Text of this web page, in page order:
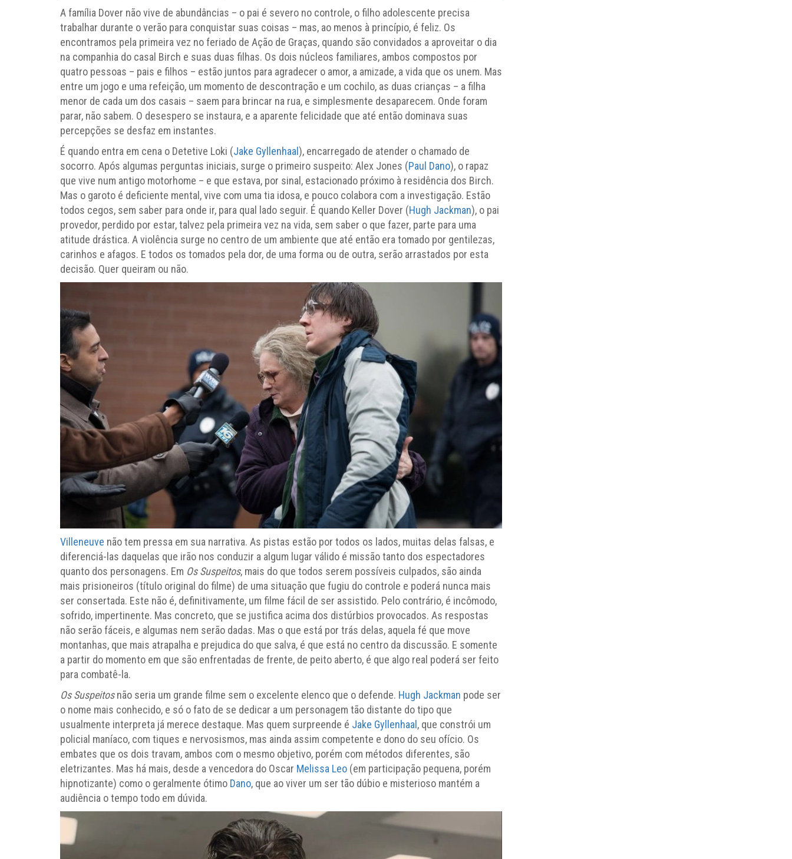
A família Dover não vive de abundâncias – o pai é severo no controle, o filho adolescente precisa
trabalhar durante o verão para conquistar suas coisas – mas, ao menos à princípio, é feliz. Os
encontramos pela primeira vez no feriado de Ação de Graças, quando são convidados a aproveitar o dia
na companhia do casal Birch e suas duas filhas. Os dois núcleos familiares, ambos compostos por
quatro pessoas – pais e filhos – estão juntos para agradecer o amor, a amizade, a vida que os unem. Mas
entre um jogo e uma refeição, um momento de descontração e um cochilo, as duas crianças – a filha
menor de cada um dos casais – saem para brincar na rua, e simplesmente desaparecem. Onde foram
parar, não sabem. O desespero se instaura, e a aparente felicidade que até então dominava suas
percepções se desfaz em instantes.
É quando entra em cena o Detetive Loki (Jake Gyllenhaal), encarregado de atender o chamado de
socorro. Após algumas perguntas iniciais, surge o primeiro suspeito: Alex Jones (Paul Dano), o rapaz
que vive num antigo motorhome – e que estava, por sinal, estacionado próximo à residência dos Birch.
Mas o garoto é deficiente mental, vive com uma tia idosa, e pouco colabora com a investigação. Estão
todos cegos, sem saber para onde ir, para qual lado seguir. É quando Keller Dover (Hugh Jackman), o pai
provedor, perdido por estar, talvez pela primeira vez na vida, sem saber o que fazer, parte para uma
atitude drástica. A violência surge no centro de um ambiente que até então era tomado por gentilezas,
carinhos e afagos. E todos os tomados pela dor, de uma forma ou de outra, serão arrastados por esta
decisão. Quer queiram ou não.
Villeneuve não tem pressa em sua narrativa. As pistas estão por todos os lados, muitas delas falsas, e
diferenciá-las daquelas que irão nos conduzir a algum lugar válido é missão tanto dos espectadores
quanto dos personagens. Em Os Suspeitos, mais do que todos serem possíveis culpados, são ainda
mais prisioneiros (título original do filme) de uma situação que fugiu do controle e poderá nunca mais
ser consertada. Este não é, definitivamente, um filme fácil de ser assistido. Pelo contrário, é incômodo,
sofrido, impertinente. Mas concreto, que se justifica acima dos distúrbios provocados. As respostas
não serão fáceis, e algumas nem serão dadas. Mas o que está por trás delas, aquela fé que move
montanhas, que mais atrapalha e prejudica do que salva, é que está no centro da discussão. E somente
a partir do momento em que são enfrentadas de frente, de peito aberto, é que algo real poderá ser feito
para combatê-la.
Os Suspeitosnão seria um grande filme sem o excelente elenco que o defende. Hugh Jackman pode ser
o nome mais conhecido, e só o fato de se dedicar a um personagem tão distante do tipo que
usualmente interpreta já merece destaque. Mas quem surpreende é Jake Gyllenhaal, que constrói um
policial maníaco, com tiques e nervosismos, mas ainda assim competente e dono do seu ofício. Os
embates que os dois travam, ambos com o mesmo objetivo, porém com métodos diferentes, são
eletrizantes. Mas há mais, desde a vencedora do Oscar Melissa Leo (em participação pequena, porém
hipnotizante) como o geralmente ótimo Dano, que ao viver um ser tão dúbio e misterioso mantém a
audiência o tempo todo em dúvida.